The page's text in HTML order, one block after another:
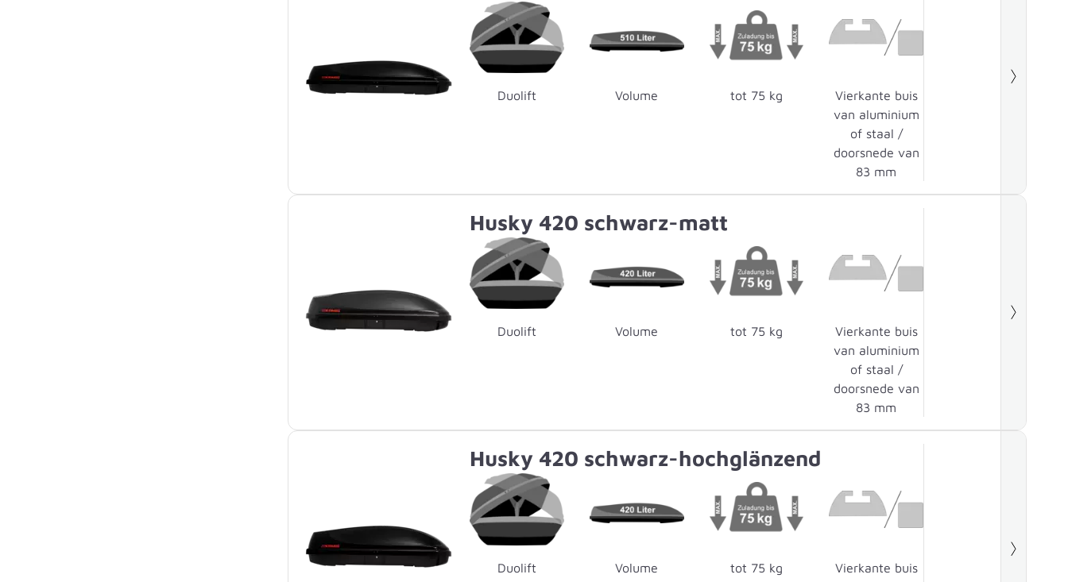
Duolift Volume tot 75 kg
Vierkante buis
van aluminium
of staal /
doorsnede van
83 mm
Husky 420 schwarz-matt
Duolift Volume tot 75 kg
Vierkante buis
van aluminium
of staal /
doorsnede van
83 mm
Husky 420 schwarz-hochglänzend
Duolift Volume tot 75 kg
Vierkante buis